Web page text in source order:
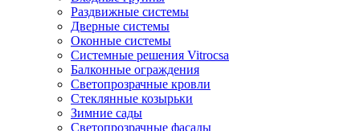
Раздвижные системы
Дверные системы
Оконные системы
Системные решения Vitrocsa
Балконные ограждения
Светопрозрачные кровли
Стеклянные козырьки
Зимние сады
Светопрозрачные фасады